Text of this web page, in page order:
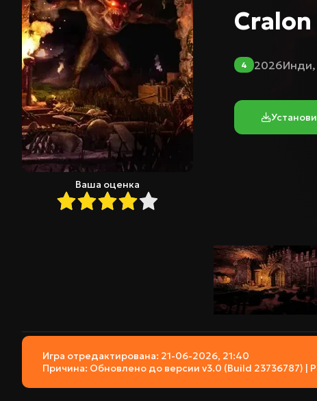
Ваша оценка
Cralon
4 2026Инди,
Игра отредактирована: 21-06-2026, 21:40
Причина: Обновлено до версии v3.0 (Build 23736787) |